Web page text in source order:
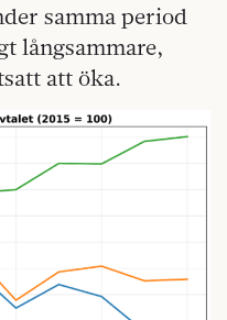
samma period
långsammare,
att öka.